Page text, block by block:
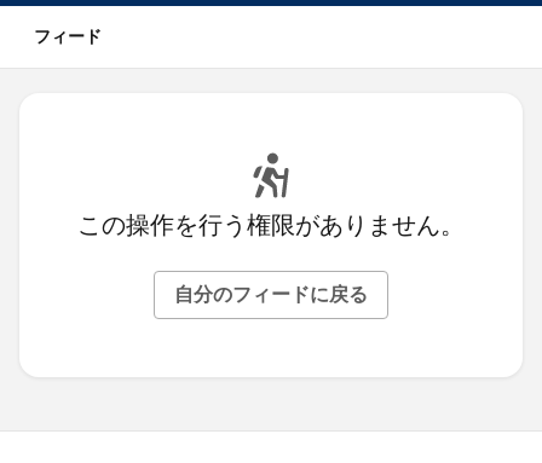
フィード
この操作を行う権限がありません。
自分のフィードに戻る